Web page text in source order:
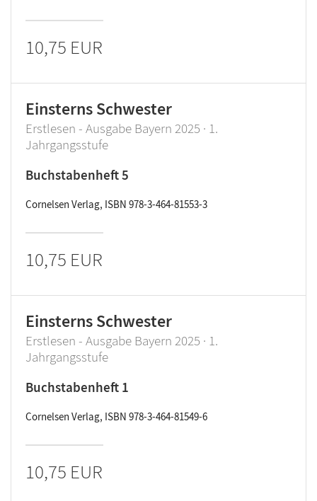
10,75 EUR
Einsterns Schwester
Erstlesen - Ausgabe Bayern 2025 · 1.
Jahrgangsstufe
Buchstabenheft 5
Cornelsen Verlag, ISBN 978-3-464-81553-3
10,75 EUR
Einsterns Schwester
Erstlesen - Ausgabe Bayern 2025 · 1.
Jahrgangsstufe
Buchstabenheft 1
Cornelsen Verlag, ISBN 978-3-464-81549-6
10,75 EUR